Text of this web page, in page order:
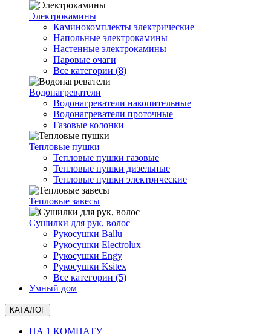
Электрокамины
Каминокомплекты электрические
Напольные электрокамины
Настенные электрокамины
Паровые очаги
Все категории (8)
Водонагреватели
Водонагреватели накопительные
Водонагреватели проточные
Газовые колонки
Тепловые пушки
Тепловые пушки газовые
Тепловые пушки дизельные
Тепловые пушки электрические
Тепловые завесы
Сушилки для рук, волоc
Рукосушки Ballu
Рукосушки Electrolux
Рукосушки Engy
Рукосушки Ksitex
Все категории (5)
Умный дом
КАТАЛОГ
НА 1 КОМНАТУ